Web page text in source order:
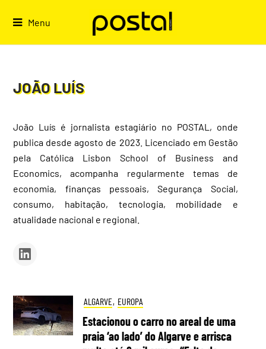
Menu
JOÃO LUÍS
João Luís é jornalista estagiário no POSTAL, onde
publica desde agosto de 2023. Licenciado em Gestão
pela Católica Lisbon School of Business and
Economics, acompanha regularmente temas de
economia, finanças pessoais, Segurança Social,
consumo, habitação, tecnologia, mobilidade e
atualidade nacional e regional.
ALGARVE, EUROPA
Estacionou o carro no areal de uma
praia ‘ao lado’ do Algarve e arrisca